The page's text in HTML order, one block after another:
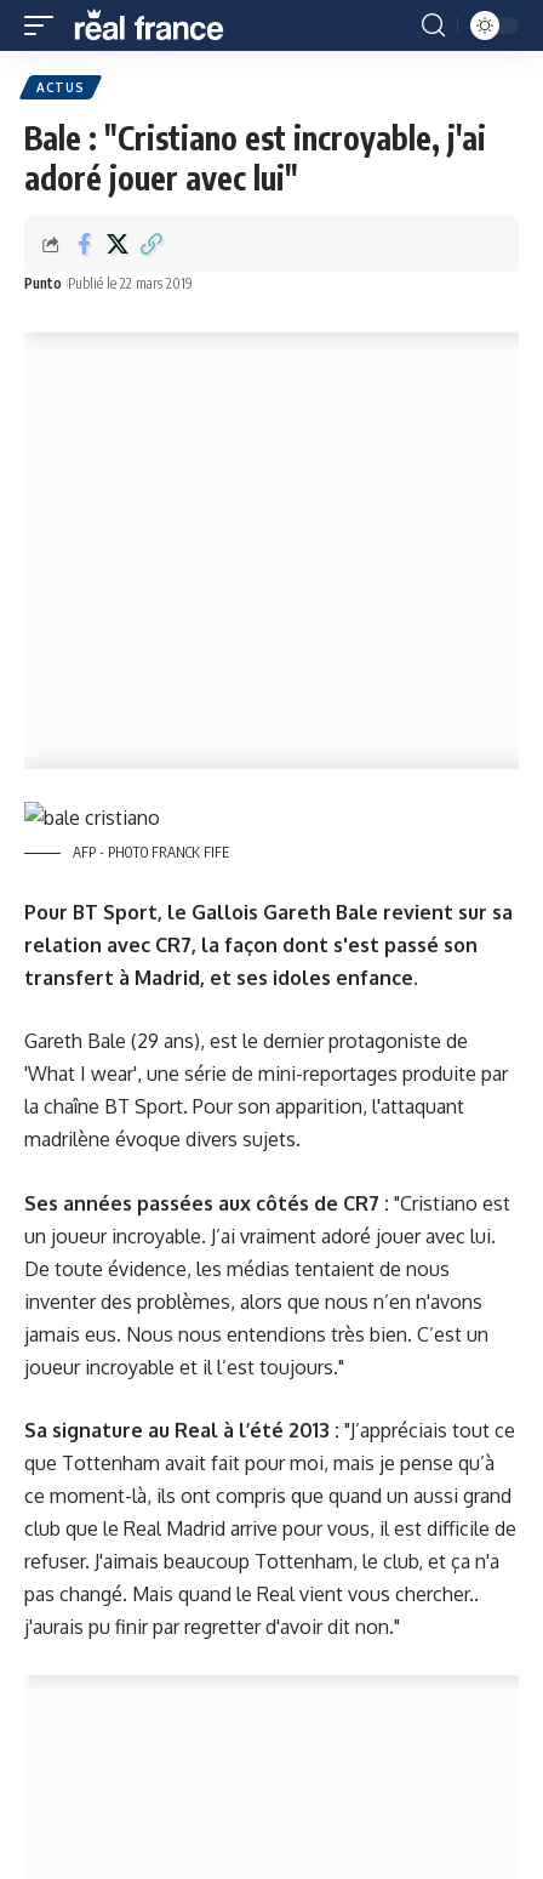
ACTUS
Bale : "Cristiano est incroyable, j'ai
adoré jouer avec lui"
Punto Publié le 22 mars 2019
AFP - PHOTO FRANCK FIFE
Pour BT Sport, le Gallois Gareth Bale revient sur sa
relation avec CR7, la façon dont s'est passé son
transfert à Madrid, et ses idoles enfance.
Gareth Bale (29 ans), est le dernier protagoniste de
'What I wear', une série de mini-reportages produite par
la chaîne BT Sport. Pour son apparition, l'attaquant
madrilène évoque divers sujets.
Ses années passées aux côtés de CR7 : "Cristiano est
un joueur incroyable. J’ai vraiment adoré jouer avec lui.
De toute évidence, les médias tentaient de nous
inventer des problèmes, alors que nous n’en n'avons
jamais eus. Nous nous entendions très bien. C’est un
joueur incroyable et il l’est toujours."
Sa signature au Real à l’été 2013 : "J’appréciais tout ce
que Tottenham avait fait pour moi, mais je pense qu’à
ce moment-là, ils ont compris que quand un aussi grand
club que le Real Madrid arrive pour vous, il est difficile de
refuser. J'aimais beaucoup Tottenham, le club, et ça n'a
pas changé. Mais quand le Real vient vous chercher..
j'aurais pu finir par regretter d'avoir dit non."